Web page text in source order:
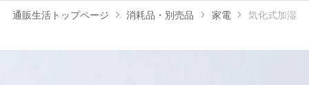
ュ
通販生活トップページ 消耗品・別売品 家電 気化式加湿